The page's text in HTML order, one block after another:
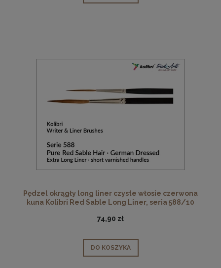
Pędzel okrągły long liner czyste włosie czerwona
kuna Kolibri Red Sable Long Liner, seria 588/10
74,90 zł
DO KOSZYKA